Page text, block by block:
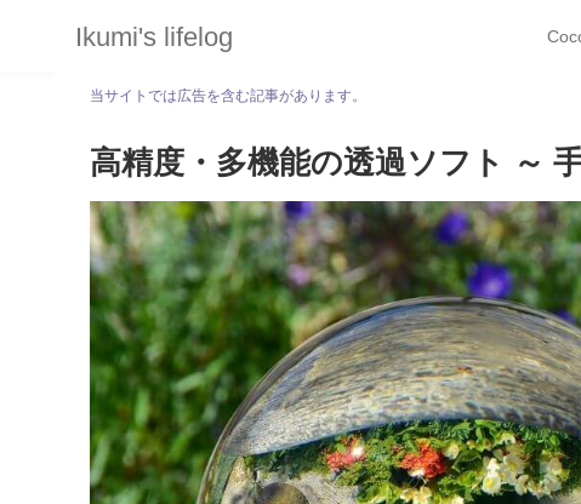
Ikumi's lifelog
当サイトでは広告を含む記事があります。
高精度・多機能の透過ソフト ～